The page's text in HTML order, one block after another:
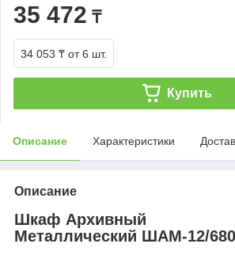
35 472 ₸
34 053 ₸ от 6 шт.
Купить
Описание Характеристики
Описание
Шкаф Архивный
Металлический ШАМ-12/680